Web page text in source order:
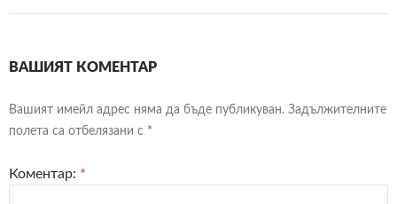
ВАШИЯТ КОМЕНТАР
Вашият имейл адрес няма да бъде публикуван. Задължителните
полета са отбелязани с *
Коментар: *